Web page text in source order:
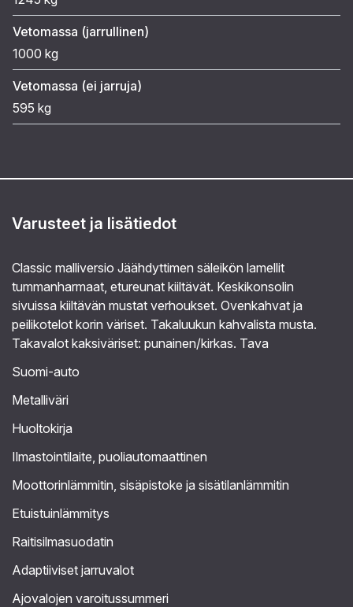
Vetomassa (jarrullinen)
1000 kg
Vetomassa (ei jarruja)
595 kg
Varusteet ja lisätiedot
Classic malliversio Jäähdyttimen säleikön lamellit
tummanharmaat, etureunat kiiltävät. Keskikonsolin
sivuissa kiiltävän mustat verhoukset. Ovenkahvat ja
peilikotelot korin väriset. Takaluukun kahvalista musta.
Takavalot kaksiväriset: punainen/kirkas. Tava
Suomi-auto
Metalliväri
Huoltokirja
Ilmastointilaite, puoliautomaattinen
Moottorinlämmitin, sisäpistoke ja sisätilanlämmitin
Etuistuinlämmitys
Raitisilmasuodatin
Adaptiiviset jarruvalot
Ajovalojen varoitussummeri